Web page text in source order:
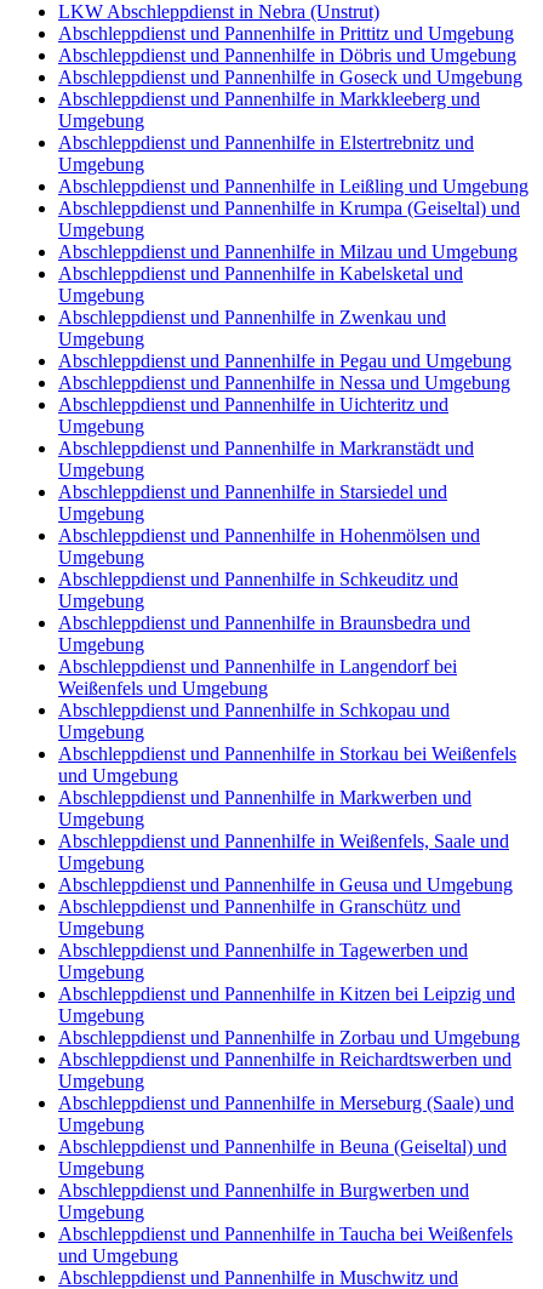
LKW Abschleppdienst in Nebra (Unstrut)
Abschleppdienst und Pannenhilfe in Prittitz und Umgebung
Abschleppdienst und Pannenhilfe in Döbris und Umgebung
Abschleppdienst und Pannenhilfe in Goseck und Umgebung
Abschleppdienst und Pannenhilfe in Markkleeberg und
Umgebung
Abschleppdienst und Pannenhilfe in Elstertrebnitz und
Umgebung
Abschleppdienst und Pannenhilfe in Leißling und Umgebung
Abschleppdienst und Pannenhilfe in Krumpa (Geiseltal) und
Umgebung
Abschleppdienst und Pannenhilfe in Milzau und Umgebung
Abschleppdienst und Pannenhilfe in Kabelsketal und
Umgebung
Abschleppdienst und Pannenhilfe in Zwenkau und
Umgebung
Abschleppdienst und Pannenhilfe in Pegau und Umgebung
Abschleppdienst und Pannenhilfe in Nessa und Umgebung
Abschleppdienst und Pannenhilfe in Uichteritz und
Umgebung
Abschleppdienst und Pannenhilfe in Markranstädt und
Umgebung
Abschleppdienst und Pannenhilfe in Starsiedel und
Umgebung
Abschleppdienst und Pannenhilfe in Hohenmölsen und
Umgebung
Abschleppdienst und Pannenhilfe in Schkeuditz und
Umgebung
Abschleppdienst und Pannenhilfe in Braunsbedra und
Umgebung
Abschleppdienst und Pannenhilfe in Langendorf bei
Weißenfels und Umgebung
Abschleppdienst und Pannenhilfe in Schkopau und
Umgebung
Abschleppdienst und Pannenhilfe in Storkau bei Weißenfels
und Umgebung
Abschleppdienst und Pannenhilfe in Markwerben und
Umgebung
Abschleppdienst und Pannenhilfe in Weißenfels, Saale und
Umgebung
Abschleppdienst und Pannenhilfe in Geusa und Umgebung
Abschleppdienst und Pannenhilfe in Granschütz und
Umgebung
Abschleppdienst und Pannenhilfe in Tagewerben und
Umgebung
Abschleppdienst und Pannenhilfe in Kitzen bei Leipzig und
Umgebung
Abschleppdienst und Pannenhilfe in Zorbau und Umgebung
Abschleppdienst und Pannenhilfe in Reichardtswerben und
Umgebung
Abschleppdienst und Pannenhilfe in Merseburg (Saale) und
Umgebung
Abschleppdienst und Pannenhilfe in Beuna (Geiseltal) und
Umgebung
Abschleppdienst und Pannenhilfe in Burgwerben und
Umgebung
Abschleppdienst und Pannenhilfe in Taucha bei Weißenfels
und Umgebung
Abschleppdienst und Pannenhilfe in Muschwitz und